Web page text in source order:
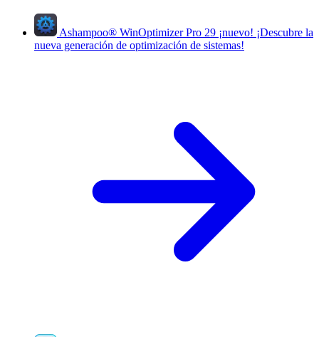
Ashampoo® WinOptimizer Pro 29 ¡nuevo! ¡Descubre la
nueva generación de optimización de sistemas!